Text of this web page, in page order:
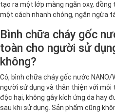
tạo ra một lớp màng ngăn oxy,
một cách nhanh chóng, ngăn ngừa
Bình chữa cháy gốc
toàn cho người sử
không?
Có, bình chữa cháy gốc nước
người sử dụng và thân thiện với môi
độc hại, không gây kích ứng da hay
sau khi sử dụng. Sản phẩm cũng